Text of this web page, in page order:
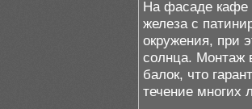
На фасаде кафе
железа с
окружения, при
солнца. Монтаж
балок, что
течение многих